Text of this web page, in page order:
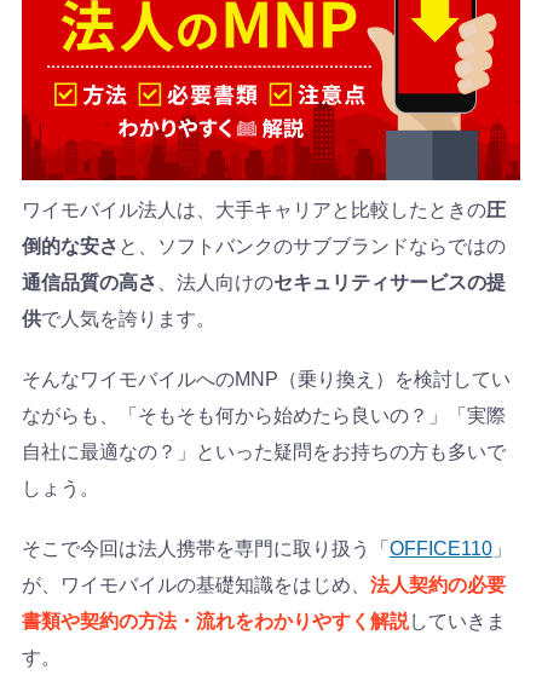
ワイモバイル法人は、大手キャリアと比較したときの圧
倒的な安さ と、ソフトバンクのサブブランドならではの
通信品質の高さ
、法人向けのセキュリティサービスの提
供で人気を誇ります。
そんなワイモバイルへのMNP（乗り換え）を検討してい
ながらも、「そもそも何から始めたら良いの？」「実際
自社に最適なの？」といった疑問をお持ちの方も多いで
しょう。
そこで今回は法人携帯を専門に取り扱う「 OFFICE110」
が、ワイモバイルの基礎知識をはじめ、 法人契約の必要
書類や契約の方法・流れをわかりやすく解説していきま
す。